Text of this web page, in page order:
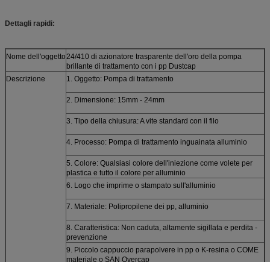
Dettagli rapidi:
Nome dell'oggetto24/410 di azionatore trasparente dell'oro della pompa
brillante di trattamento con i pp Dustcap
Descrizione
1. Oggetto: Pompa di trattamento
2. Dimensione: 15mm - 24mm
3. Tipo della chiusura: A vite standard con il filo
4. Processo: Pompa di trattamento inguainata alluminio
5. Colore: Qualsiasi colore dell'iniezione come volete per
plastica e tutto il colore per alluminio
6. Logo che imprime o stampato sull'alluminio
7. Materiale: Polipropilene dei pp, alluminio
8. Caratteristica: Non caduta, altamente sigillata e perdita -
prevenzione
9. Piccolo cappuccio parapolvere in pp o K-resina o COME
materiale o SAN Overcap